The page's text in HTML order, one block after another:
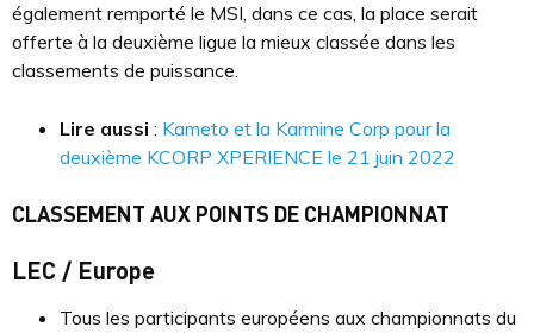
également remporté le MSI, dans ce cas, la place serait
offerte à la deuxième ligue la mieux classée dans les
classements de puissance.
Lire aussi : Kameto et la Karmine Corp pour la
deuxième KCORP XPERIENCE le 21 juin 2022
CLASSEMENT AUX POINTS DE CHAMPIONNAT
LEC / Europe
Tous les participants européens aux championnats du